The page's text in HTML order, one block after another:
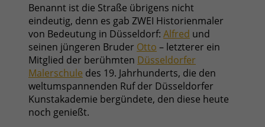
Benannt ist die Straße übrigens nicht
eindeutig, denn es gab ZWEI Historienmaler
von Bedeutung in Düsseldorf: Alfred und
seinen jüngeren Bruder Otto – letzterer ein
Mitglied der berühmten Düsseldorfer
Malerschule des 19. Jahrhunderts, die den
weltumspannenden Ruf der Düsseldorfer
Kunstakademie bergündete, den diese heute
noch genießt.